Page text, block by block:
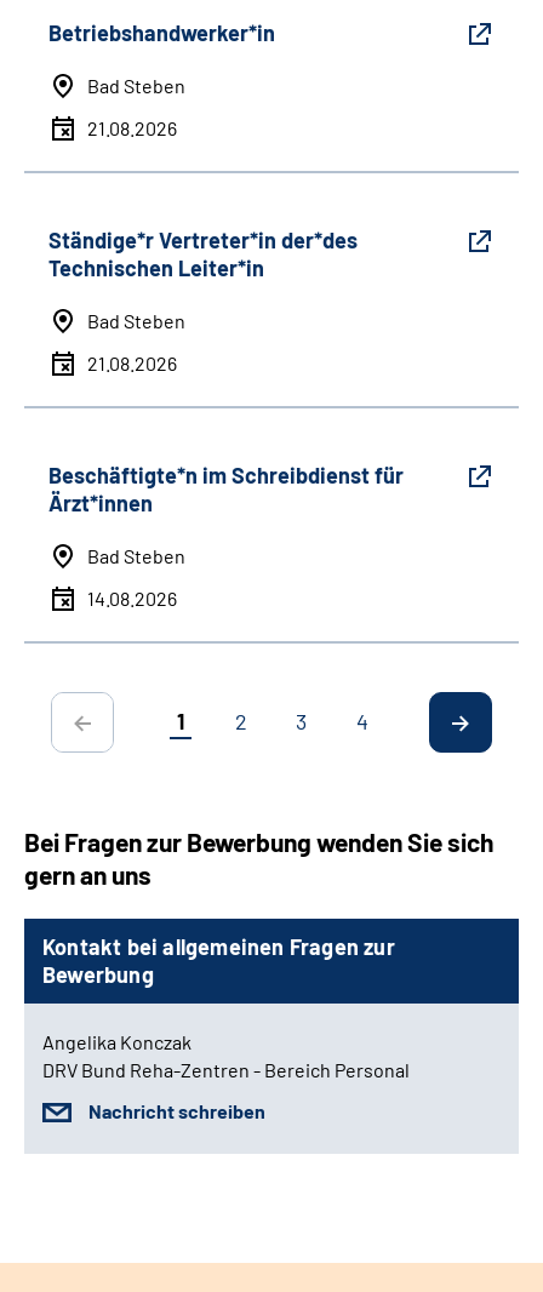
Betriebshandwerker*in
Bad Steben
21.08.2026
Ständige*r Vertreter*in der*des
Technischen Leiter*in
Bad Steben
21.08.2026
Beschäftigte*n im Schreibdienst für
Ärzt*innen
Bad Steben
14.08.2026
1 2 3 4
Bei Fragen zur Bewerbung wenden Sie sich
gern an uns
Kontakt bei allgemeinen Fragen zur
Bewerbung
Angelika Konczak
DRV Bund Reha-Zentren - Bereich Personal
Nachricht schreiben